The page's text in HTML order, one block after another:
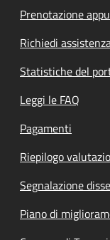
Prenotazione
Richiedi
Statistiche del
Leggi le FAQ
Pagamenti
Riepilogo
Segnalazione
Piano di